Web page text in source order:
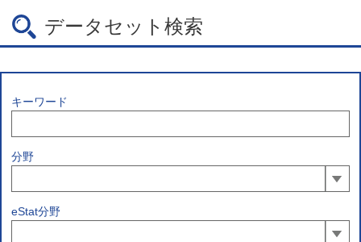
データセット検索
キーワード
分野
eStat分野